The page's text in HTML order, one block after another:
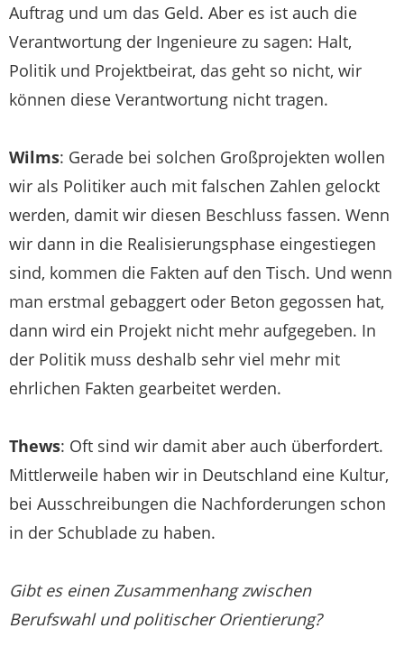
Auftrag und um das Geld. Aber es ist auch die
Verantwortung der Ingenieure zu sagen: Halt,
Politik und Projektbeirat, das geht so nicht, wir
können diese Verantwortung nicht tragen.
Wilms: Gerade bei solchen Großprojekten wollen
wir als Politiker auch mit falschen Zahlen gelockt
werden, damit wir diesen Beschluss fassen. Wenn
wir dann in die Realisierungsphase eingestiegen
sind, kommen die Fakten auf den Tisch. Und wenn
man erstmal gebaggert oder Beton gegossen hat,
dann wird ein Projekt nicht mehr aufgegeben. In
der Politik muss deshalb sehr viel mehr mit
ehrlichen Fakten gearbeitet werden.
Thews: Oft sind wir damit aber auch überfordert.
Mittlerweile haben wir in Deutschland eine Kultur,
bei Ausschreibungen die Nachforderungen schon
in der Schublade zu haben.
Gibt es einen Zusammenhang zwischen
Berufswahl und politischer Orientierung?